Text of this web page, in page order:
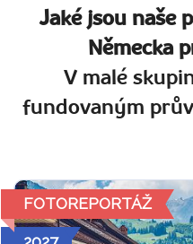
Jaké jsou naše
Německa
V malé
fundovaným
FOTOREPORTÁŽ